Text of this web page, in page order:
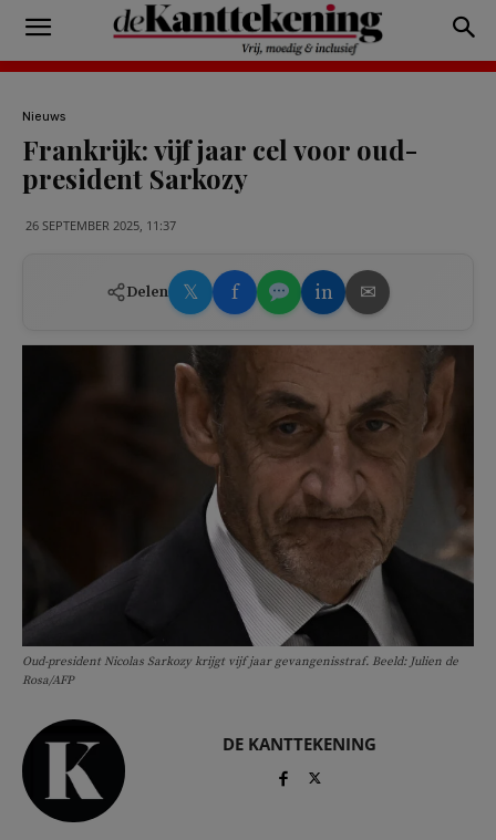
Nieuws
Frankrijk: vijf jaar cel voor oud-
president Sarkozy
26 SEPTEMBER 2025, 11:37
Delen 𝕏 f in ✉
Oud-president Nicolas Sarkozy krijgt vijf jaar gevangenisstraf. Beeld: Julien de
Rosa/AFP
DE KANTTEKENING